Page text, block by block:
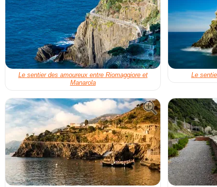
Le sentier des amoureux entre Riomaggiore et
Manarola
Le